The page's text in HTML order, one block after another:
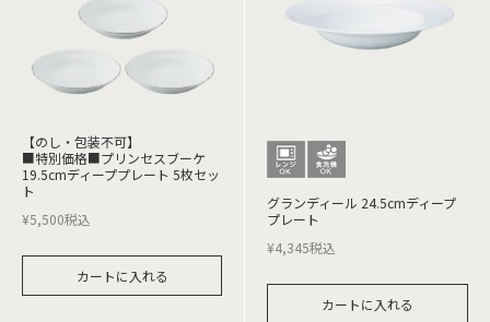
【のし・包装不可】
■特別価格■プリンセスブーケ
19.5cmディーププレート 5枚セッ
ト
¥5,500税込
カートに入れる
グランディール 24.5cmディープ
プレート
¥4,345税込
カートに入れる